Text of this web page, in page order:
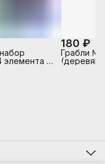
+
180 ₽
Грабли